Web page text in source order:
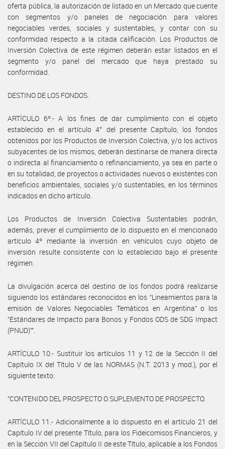
oferta pública, la autorización de listado en un Mercado que cuente
con segmentos y/o paneles de negociación para valores
negociables verdes, sociales y sustentables, y contar con su
conformidad respecto a la citada calificación. Los Productos de
Inversión Colectiva de este régimen deberán estar listados en el
segmento y/o panel del mercado que haya prestado su
conformidad.
DESTINO DE LOS FONDOS.
ARTÍCULO 6º.- A los fines de dar cumplimiento con el objeto
establecido en el artículo 4° del presente Capítulo, los fondos
obtenidos por los Productos de Inversión Colectiva, y/o los activos
subyacentes de los mismos, deberán destinarse de manera directa
o indirecta al financiamiento o refinanciamiento, ya sea en parte o
en su totalidad, de proyectos o actividades nuevos o existentes con
beneficios ambientales, sociales y/o sustentables, en los términos
indicados en dicho artículo.
Los Productos de Inversión Colectiva Sustentables podrán,
además, prever el cumplimiento de lo dispuesto en el mencionado
artículo 4º mediante la inversión en vehículos cuyo objeto de
inversión resulte consistente con lo establecido bajo el presente
régimen.
La divulgación acerca del destino de los fondos podrá realizarse
siguiendo los estándares reconocidos en los “Lineamientos para la
emisión de Valores Negociables Temáticos en Argentina” o los
“Estándares de Impacto para Bonos y Fondos ODS de SDG Impact
(PNUD)””.
ARTÍCULO 10.- Sustituir los artículos 11 y 12 de la Sección II del
Capítulo IX del Título V de las NORMAS (N.T. 2013 y mod.), por el
siguiente texto:
“CONTENIDO DEL PROSPECTO O SUPLEMENTO DE PROSPECTO.
ARTÍCULO 11.- Adicionalmente a lo dispuesto en el artículo 21 del
Capítulo IV del presente Título, para los Fideicomisos Financieros, y
en la Sección VII del Capítulo II de este Título, aplicable a los Fondos